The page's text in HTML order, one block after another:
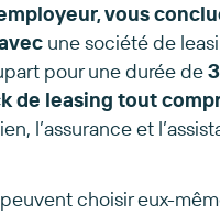
vous
une société de
pour une durée de
de leasing tout
l’assurance et
choisir eux-